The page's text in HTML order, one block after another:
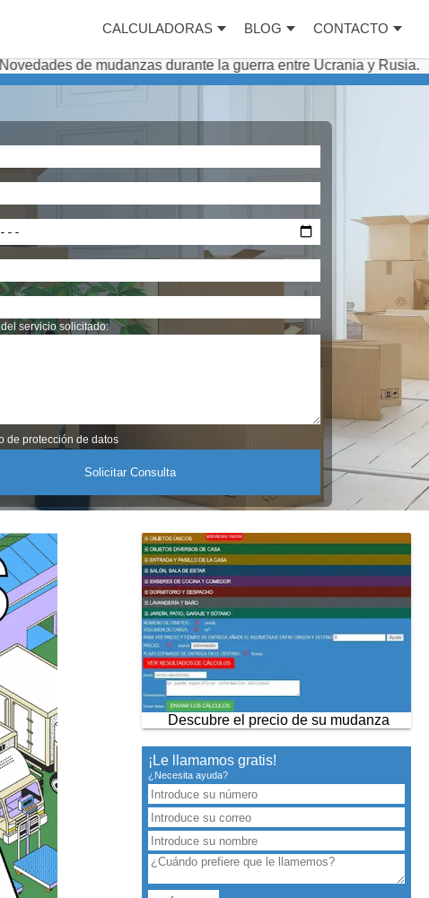
CALCULADORAS BLOG CONTACTO
mudanzas durante la guerra entre Ucrania y Rusia. Servicios
servicio solicitado:
de protección de datos
Descubre el precio de su mudanza
¡Le llamamos gratis!
¿Necesita ayuda?